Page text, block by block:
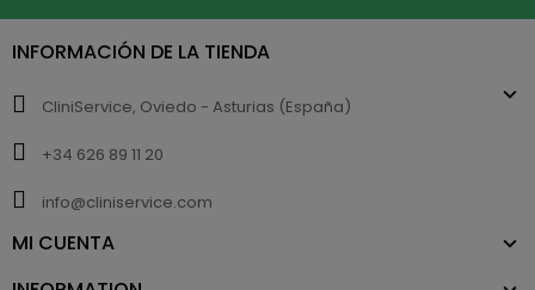
INFORMACIÓN DE LA TIENDA
CliniService, Oviedo - Asturias (España)
+34 626 89 11 20
info@cliniservice.com
MI CUENTA